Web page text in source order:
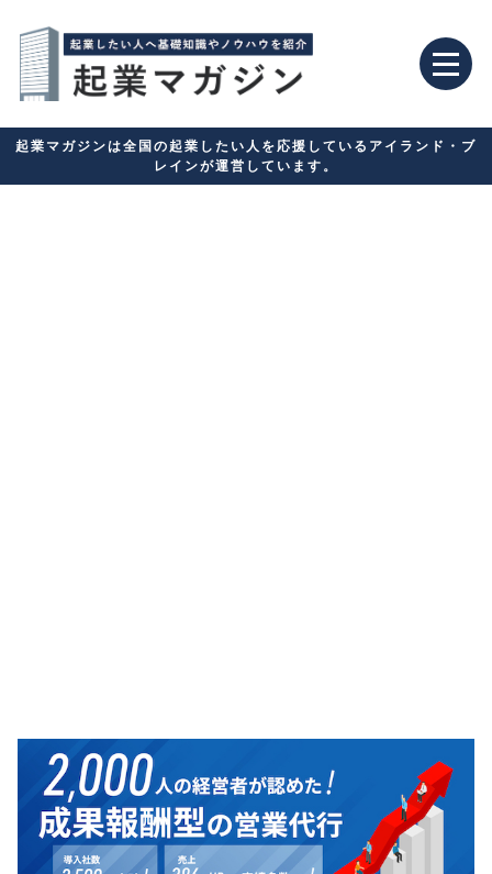
起業マガジンは全国の起業したい人を応援しているアイランド・ブ
レインが運営しています。